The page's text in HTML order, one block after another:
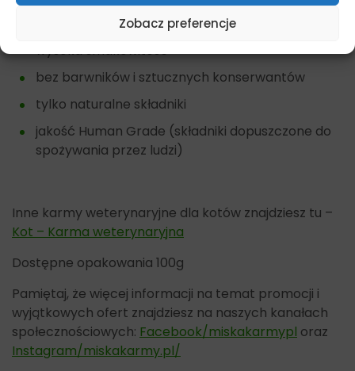
Zobacz preferencje
skuteczne działanie terapeutyczne
wysoka smakowitość
bez barwników i sztucznych konserwantów
tylko naturalne składniki
jakość Human Grade (składniki dopuszczone do
spożywania przez ludzi)
Inne karmy weterynaryjne dla kotów znajdziesz tu –
Kot – Karma weterynaryjna
Dostępne opakowania 100g
Pamiętaj, że więcej informacji na temat promocji i
wyjątkowych ofert znajdziesz na naszych kanałach
społecznościowych: Facebook/miskakarmypl oraz
Instagram/miskakarmy.pl/